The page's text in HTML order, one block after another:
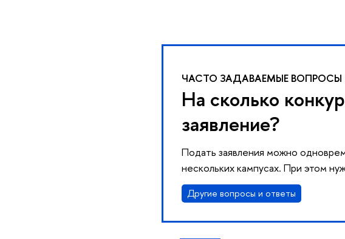
ЧАСТО ЗАДАВАЕМЫЕ ВОПРОСЫ
На сколько
заявление?
Подать заявления можно
нескольких кампусах. При этом
Другие вопросы и ответы